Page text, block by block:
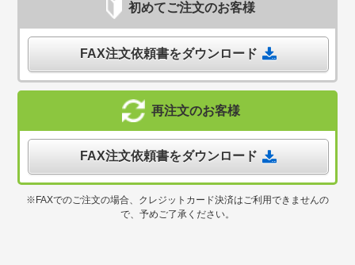
初めてご注文のお客様
FAX注文依頼書をダウンロード
再注文のお客様
FAX注文依頼書をダウンロード
※FAXでのご注文の場合、クレジットカード決済はご利用できませんの
で、予めご了承ください。